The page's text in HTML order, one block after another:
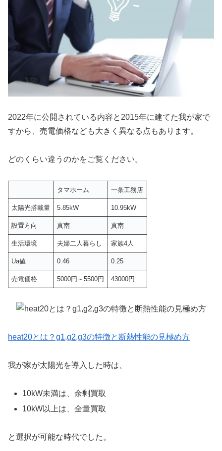
2022年に公開されている内容と2015年に建てた我が家で
すから、売電価格なども大きく異なる点もあります。
どのくらい違うのかをご覧ください。
タマホーム 一条工務店
太陽光搭載量 5.85kW 10.95kW
設置方向 真南 真南
生活環境 夫婦二人暮らし 家族4人
Ua値 0.46 0.25
売電価格 5000円～5500円 43000円
heat20とは？g1,g2,g3の特徴と断熱性能の見極め方
我が家が太陽光を導入した時は、
10kW未満は、余剰買取
10kW以上は、全量買取
と選択が可能な時代でした。